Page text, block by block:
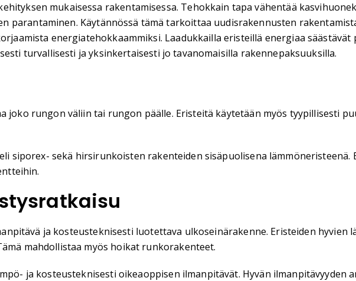
mukaisessa rakentamisessa. Tehokkain tapa vähentää
parantaminen. Käytännössä tämä tarkoittaa uudisrakennusten
energiatehokkaammiksi. Laadukkailla eristeillä energiaa säästävät
turvallisesti ja yksinkertaisesti jo tavanomaisilla rakennepaksuuksilla.
joko rungon väliin tai rungon päälle. Eristeitä käytetään myös tyypillisesti
siporex- sekä hirsirunkoisten rakenteiden sisäpuolisena lämmöneristeenä.
ja kosteusteknisesti luotettava ulkoseinärakenne. Eristeiden hyvien
mahdollistaa myös hoikat runkorakenteet.
ja kosteusteknisesti oikeaoppisen ilmanpitävät. Hyvän ilmanpitävyyden